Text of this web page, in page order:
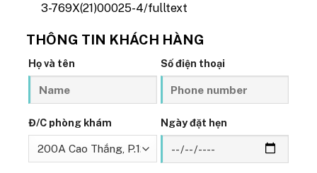
3-769X(21)00025-4/fulltext
THÔNG TIN KHÁCH HÀNG
Họ và tên Số điện thoại
Đ/C phòng khám Ngày đặt hẹn